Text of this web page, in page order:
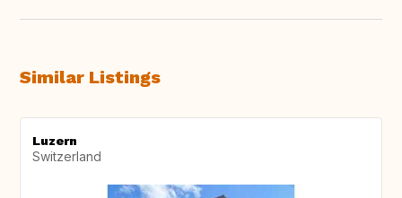
Similar Listings
Luzern
Switzerland